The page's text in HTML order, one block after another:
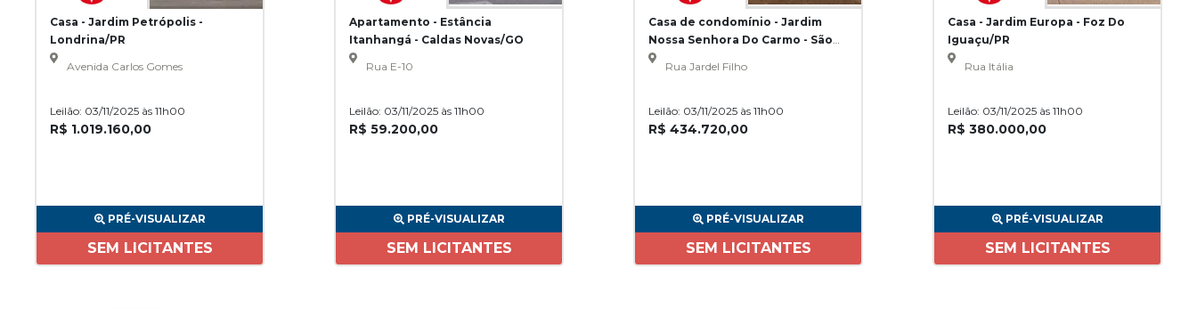
Casa - Jardim Petrópolis -
Londrina/PR
Avenida Carlos Gomes
Leilão: 03/11/2025 às 11h00
R$ 1.019.160,00
PRÉ-VISUALIZAR
SEM LICITANTES
Apartamento - Estância
Itanhangá - Caldas Novas/GO
Rua E-10
Leilão: 03/11/2025 às 11h00
R$ 59.200,00
PRÉ-VISUALIZAR
SEM LICITANTES
Casa de condomínio - Jardim
Nossa Senhora Do Carmo - São
Paulo/SP
Rua Jardel Filho
Leilão: 03/11/2025 às 11h00
R$ 434.720,00
PRÉ-VISUALIZAR
SEM LICITANTES
Casa - Jardim Europa - Foz Do
Iguaçu/PR
Rua Itália
Leilão: 03/11/2025 às 11h00
R$ 380.000,00
PRÉ-VISUALIZAR
SEM LICITANTES